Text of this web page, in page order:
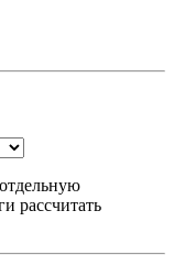
рассчитать